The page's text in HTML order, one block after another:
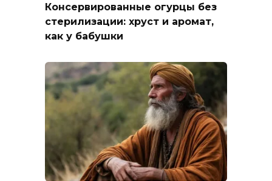
Консервированные огурцы без
стерилизации: хруст и аромат,
как у бабушки